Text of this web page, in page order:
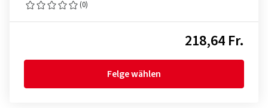
(0)
218,64 Fr.
Felge wählen